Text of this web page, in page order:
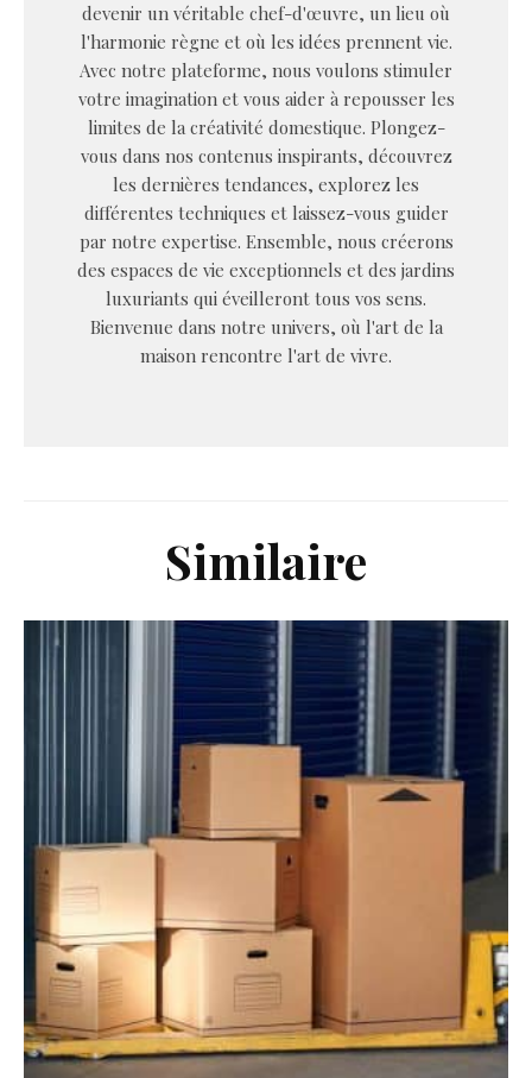
devenir un véritable chef-d'œuvre, un lieu où
l'harmonie règne et où les idées prennent vie.
Avec notre plateforme, nous voulons stimuler
votre imagination et vous aider à repousser les
limites de la créativité domestique. Plongez-
vous dans nos contenus inspirants, découvrez
les dernières tendances, explorez les
différentes techniques et laissez-vous guider
par notre expertise. Ensemble, nous créerons
des espaces de vie exceptionnels et des jardins
luxuriants qui éveilleront tous vos sens.
Bienvenue dans notre univers, où l'art de la
maison rencontre l'art de vivre.
Similaire